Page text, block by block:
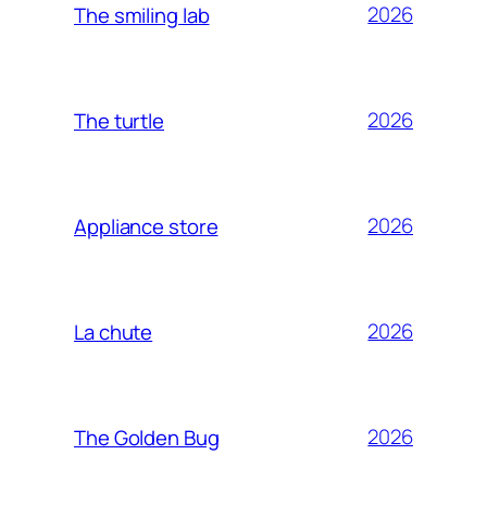
The smiling lab 2026
The turtle 2026
Appliance store 2026
La chute 2026
The Golden Bug 2026